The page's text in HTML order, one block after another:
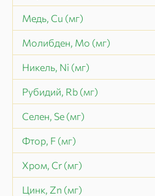
Медь, Cu (мг)
Молибден, Mo (мг)
Никель, Ni (мг)
Рубидий, Rb (мг)
Селен, Se (мг)
Фтор, F (мг)
Хром, Cr (мг)
Цинк, Zn (мг)